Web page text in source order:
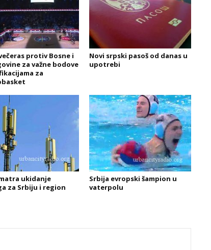
protiv Bosne i
za važne bodove
za
Novi srpski pasoš od danas u
upotrebi
ukidanje
za Srbiju i region
Srbija evropski šampion u
vaterpolu